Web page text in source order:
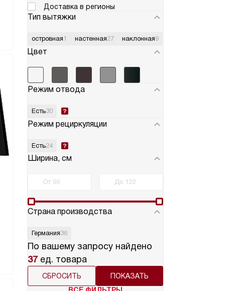
Доставка в регионы
Тип вытяжки
островная1 настенная27 наклонная9
Цвет
Режим отвода
Есть30
Режим рециркуляции
Есть24
Ширина, см
Страна производства
Германия36
По вашему запросу найдено
37 ед. товара
СБРОСИТЬ